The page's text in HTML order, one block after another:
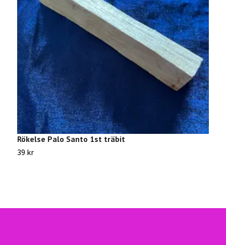
Rökelse Palo Santo 1st träbit
39 kr